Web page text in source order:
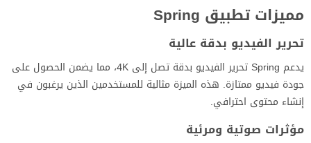
مميزات تطبيق Spring
تحرير الفيديو بدقة عالية
يدعم Spring تحرير الفيديو بدقة تصل إلى 4K، مما يضمن الحصول على
جودة فيديو ممتازة. هذه الميزة مثالية للمستخدمين الذين يرغبون في
إنشاء محتوى احترافي.
مؤثرات صوتية ومرئية